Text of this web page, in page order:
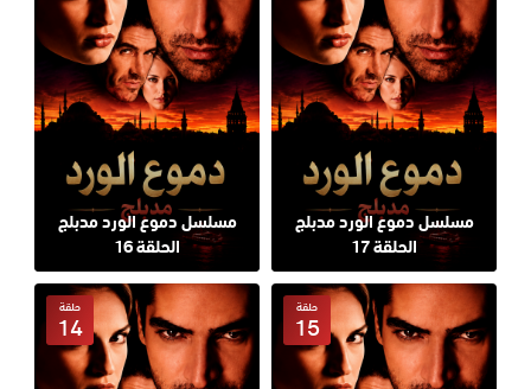
مسلسل دموع الورد مدبلج
الحلقة 17
مسلسل دموع الورد مدبلج
الحلقة 16
حلقة
15
حلقة
14